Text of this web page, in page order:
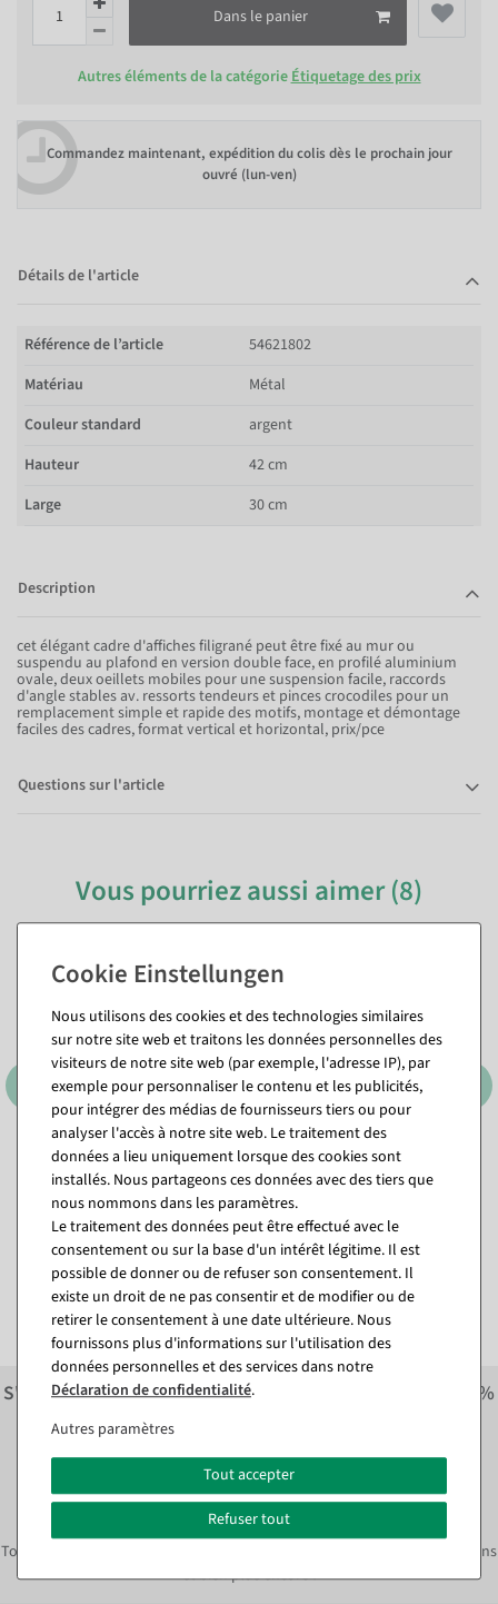
Dans le panier
Autres éléments de la catégorie Étiquetage des prix
Commandez maintenant, expédition du colis dès le prochain jour
ouvré (lun-ven)
Détails de l'article
Référence de l’article
54621802
Matériau
Métal
Couleur standard
argent
Hauteur
42 cm
Large
30 cm
Description
cet élégant cadre d'affiches filigrané peut être fixé au mur ou
suspendu au plafond en version double face, en profilé aluminium
ovale, deux oeillets mobiles pour une suspension facile, raccords
d'angle stables av. ressorts tendeurs et pinces crocodiles pour un
remplacement simple et rapide des motifs, montage et démontage
faciles des cadres, format vertical et horizontal, prix/pce
Questions sur l'article
Vous pourriez aussi aimer (8)
Pistolet à étiqueter Arrow 9
S, aiguille standard
Disponible immédiatement
11,84 €
9,95 EUR hors TVA
Fils d&#039;attache
standard 40 mm, 5000 pces
Disponible immédiatement
10,65 €
8,95 EUR hors TVA
S'inscrire à la newsletter et recevoir immédiatement 10%
économiser sur la prochaine commande.*
S'abonner à la newsletter et
immédiatement10% ÉPARGNE*
Toujours informé des tendances déco actuelles, des offres, des promotions
et bien plus encore !
Nous utilisons des cookies et des technologies similaires
sur notre site web et traitons les données personnelles des
visiteurs de notre site web (par exemple, l'adresse IP), par
exemple pour personnaliser le contenu et les publicités,
pour intégrer des médias de fournisseurs tiers ou pour
analyser l'accès à notre site web. Le traitement des
données a lieu uniquement lorsque des cookies sont
installés. Nous partageons ces données avec des tiers que
nous nommons dans les paramètres.
Le traitement des données peut être effectué avec le
consentement ou sur la base d'un intérêt légitime. Il est
possible de donner ou de refuser son consentement. Il
existe un droit de ne pas consentir et de modifier ou de
retirer le consentement à une date ultérieure. Nous
fournissons plus d'informations sur l'utilisation des
données personnelles et des services dans notre
Déclaration de confidentialité.
Autres paramètres
Tout accepter
Refuser tout